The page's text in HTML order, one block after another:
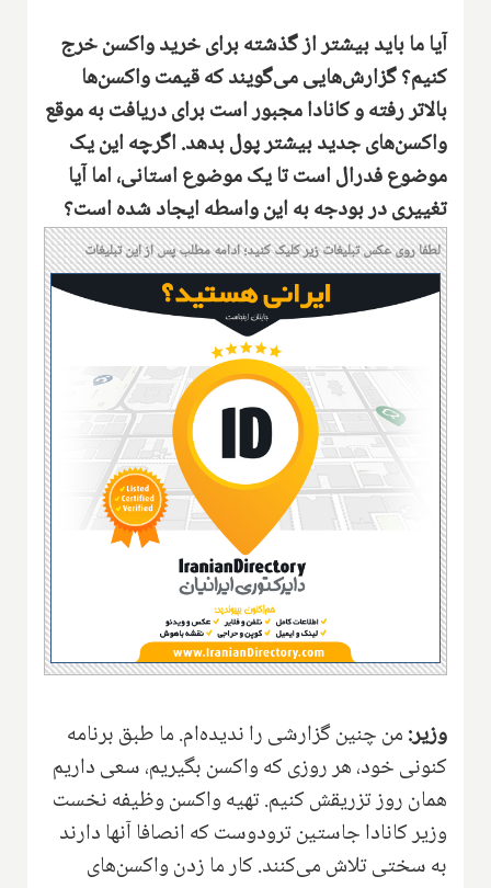
آیا ما باید بیشتر از گذشته برای خرید واکسن خرج
کنیم؟ گزارش‌هایی می‌گویند که قیمت واکسن‌ها
بالاتر رفته و کانادا مجبور است برای دریافت به موقع
واکسن‌های جدید بیشتر پول بدهد. اگرچه این یک
موضوع فدرال است تا یک موضوع استانی، اما آیا
تغییری در بودجه به این واسطه ایجاد شده است؟
لطفا روی عکس تبلیغات زیر کلیک کنید؛ ادامه مطلب پس از این تبلیغات
وزیر:من چنین گزارشی را ندیده‌ام. ما طبق برنامه
کنونی خود، هر روزی که واکسن بگیریم، سعی داریم
همان روز تزریقش کنیم. تهیه واکسن وظیفه نخست
وزیر کانادا جاستین ترودو‌ست که انصافا آنها دارند
به سختی تلاش می‌کنند. کار ما زدن واکسن‌های